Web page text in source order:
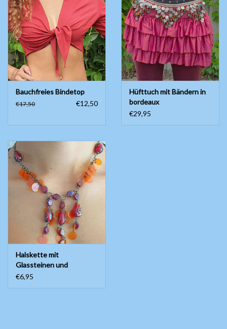
Bauchfreies Bindetop
€17,50 €12,50
Hüfttuch mit Bändern in
bordeaux
€29,95
Halskette mit
Glassteinen und
Kunststoffpailletten
€6,95